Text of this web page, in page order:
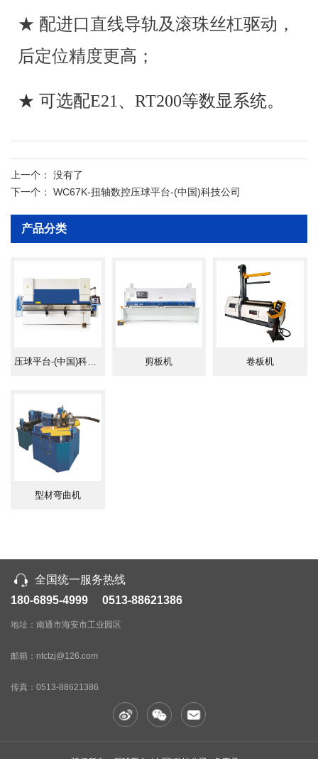
1.本机器采用液压电气控制，滑块行程可任意调
节，并具有点动、半自动、自动等动作规范，采用点
动规范可方便地进行试模和调整。
2.上动式压球平台-(中国)科技公司 设计，双油缸
3.在下死点有保压延时功能，确保工件精度。
工件。
■ 液压系统
下降，慢速下降，工作速度折弯，快速回程及向上，
3.油路管道釆用德国卡套接头、镀锌冷拔管的结
合，无需更换密封圈克服了漏油现象。
4.密封圈选用日本NOK公司，密封性能好，工作
5.机床可在额定负荷下连续工作，液压系统无泄
1.电气元件和材料符合国际标准，安全可靠、寿
命长、抗干扰能力强。
2.附带可移动的脚踏开关操作。
3.电控元件选用优质名牌产品。
回路为交流220V电压.
7.油泵停止按钮亦作为机床的总按钮，油泵停止
工作时，整套机床停止工作。
8.机床设有相应的点动控制按钮及急停按钮。
压球平台-(中国)科技公司 滑块行程中的同步，
采用机械液压同步机构，结构简单、稳定可靠，具有
期使用。
1.后挡料的调节由0.2KW电动机驱动,经减速后由
★ 配进口直线导轨及滚珠丝杠驱动，
后定位精度更高；
★ 可选配E21、RT200等数显系统。
技术参数
上一个： 没有了
下一个： WC67K-扭轴数控压球平台-(中国)科技公司
产品分类
压球平台-(中国)科技公司 剪板机 卷板机
型材弯曲机
全国统一服务热线
180-6895-4999 0513-88621386
地址：南通市海安市工业园区
邮箱：ntctzj@126.com
传真： 0513-88621386